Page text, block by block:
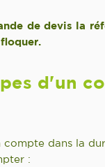
de devis la
d'un
compte dans la
: